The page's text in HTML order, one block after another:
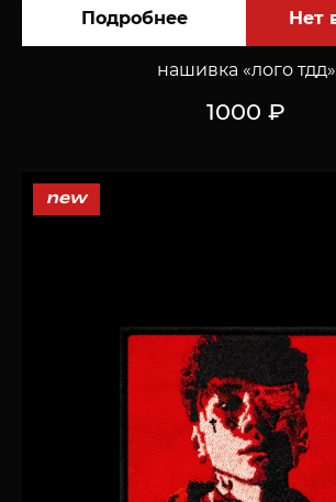
Подробнее
нашивка «лого тдд»
1000 ₽